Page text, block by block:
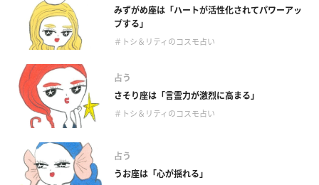
みずがめ座は「ハートが活性化されてパワーアッ
プする」
＃トシ＆リティのコスモ占い
占う
さそり座は「言霊力が激烈に高まる」
＃トシ＆リティのコスモ占い
占う
うお座は「心が揺れる」